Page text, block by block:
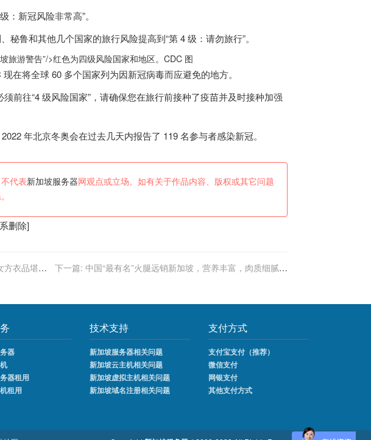
新冠风险非常高”。
、秘鲁和其他几个国家的旅行风险提高到“第 4 级：请勿旅行”。
旅游警告”/>红色为四级风险国家和地区。CDC 图
将全球 60 多个国家列为因新冠病毒而应避免的地方。
往“4 级风险国家”，请确保您在旅行前接种了疫苗并及时接种加强
年北京冬奥会在过去几天内报告了 119 名参与者感染新冠。
代表新加坡服务器 网观点或立场。如有关于作品内容、版权或其它问题
删除]
方衣品堪称
下一篇: 中国“最有名”火腿远销新加坡，营养丰富，肉质细腻，
器
器租用
租用
技术支持
新加坡服务器相关问题
新加坡云主机相关问题
新加坡虚拟主机相关问题
新加坡域名注册相关问题
支付方式
支付宝支付（推荐）
微信支付
网银支付
其他支付方式